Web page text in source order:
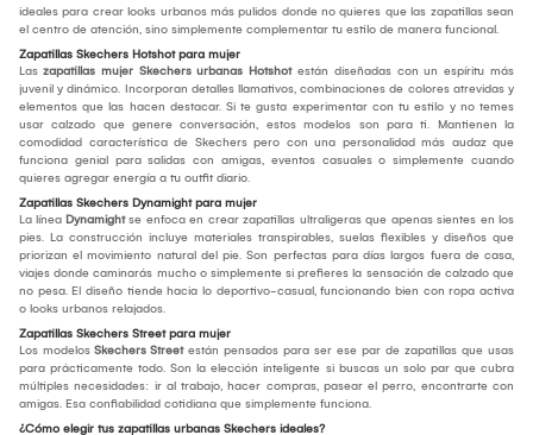
ideales para crear looks urbanos más pulidos donde no quieres que las zapatillas sean
el centro de atención, sino simplemente complementar tu estilo de manera funcional.
Zapatillas Skechers Hotshot para mujer
Las zapatillas mujer Skechers urbanas Hotshotestán diseñadas con un espíritu más
juvenil y dinámico. Incorporan detalles llamativos, combinaciones de colores atrevidas y
elementos que las hacen destacar. Si te gusta experimentar con tu estilo y no temes
usar calzado que genere conversación, estos modelos son para ti. Mantienen la
comodidad característica de Skechers pero con una personalidad más audaz que
funciona genial para salidas con amigas, eventos casuales o simplemente cuando
quieres agregar energía a tu outfit diario.
Zapatillas Skechers Dynamight para mujer
La línea Dynamightse enfoca en crear zapatillas ultraligeras que apenas sientes en los
pies. La construcción incluye materiales transpirables, suelas flexibles y diseños que
priorizan el movimiento natural del pie. Son perfectas para días largos fuera de casa,
viajes donde caminarás mucho o simplemente si prefieres la sensación de calzado que
no pesa. El diseño tiende hacia lo deportivo-casual, funcionando bien con ropa activa
o looks urbanos relajados.
Zapatillas Skechers Street para mujer
Los modelos Skechers Streetestán pensados para ser ese par de zapatillas que usas
para prácticamente todo. Son la elección inteligente si buscas un solo par que cubra
múltiples necesidades: ir al trabajo, hacer compras, pasear el perro, encontrarte con
amigas. Esa confiabilidad cotidiana que simplemente funciona.
¿Cómo elegir tus zapatillas urbanas Skechers ideales?